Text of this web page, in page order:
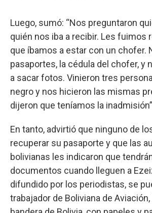
Luego, sumó: “Nos preguntaron
quién nos iba a recibir. Les fuimos
que íbamos a estar con un chofer.
pasaportes, la cédula del chofer, y
a sacar fotos. Vinieron tres
negro y nos hicieron las mismas
dijeron que teníamos la
En tanto, advirtió que ninguno de
recuperar su pasaporte y que las
bolivianas les indicaron que
documentos cuando lleguen a
difundido por los periodistas, se
trabajador de Boliviana de